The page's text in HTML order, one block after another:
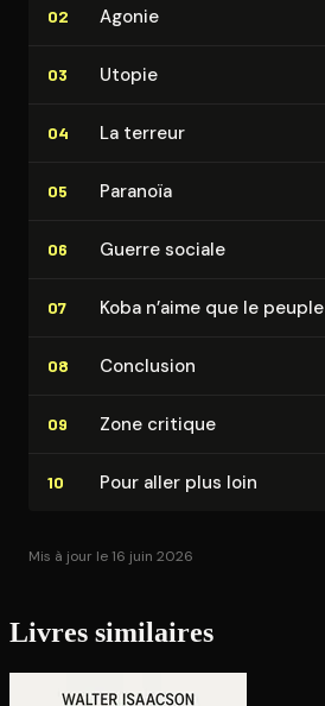
02 Agonie
03 Utopie
04 La terreur
05 Paranoïa
06 Guerre sociale
07 Koba n’aime que le peuple
08 Conclusion
09 Zone critique
10 Pour aller plus loin
Mis à jour le 16 juin 2026
Livres similaires